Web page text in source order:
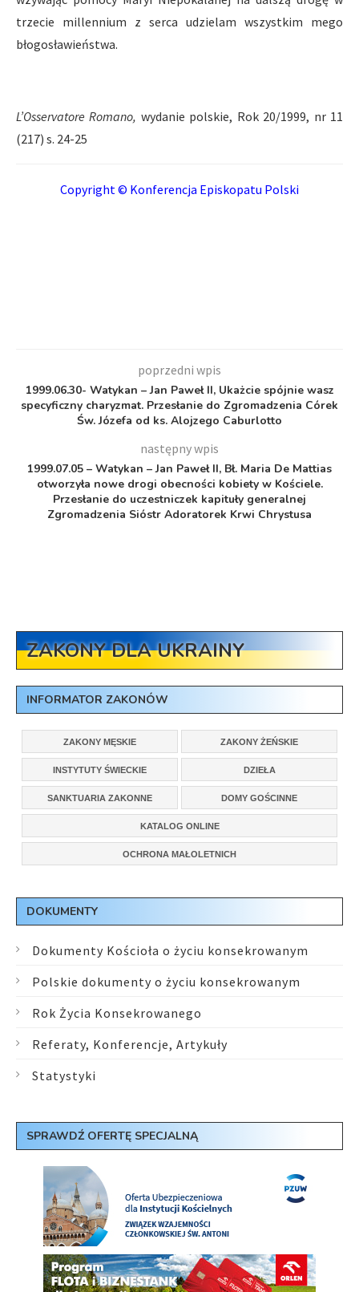
trzecie millennium z serca udzielam wszystkim mego
błogosławieństwa.
L’Osservatore Romano, wydanie polskie, Rok 20/1999, nr 11
(217) s. 24-25
Copyright © Konferencja Episkopatu Polski
poprzedni wpis
1999.06.30- Watykan – Jan Paweł II, Ukażcie spójnie wasz
specyficzny charyzmat. Przesłanie do Zgromadzenia Córek
Św. Józefa od ks. Alojzego Caburlotto
następny wpis
1999.07.05 – Watykan – Jan Paweł II, Bł. Maria De Mattias
otworzyła nowe drogi obecności kobiety w Kościele.
Przesłanie do uczestniczek kapituły generalnej
Zgromadzenia Sióstr Adoratorek Krwi Chrystusa
ZAKONY DLA UKRAINY
INFORMATOR ZAKONÓW
ZAKONY MĘSKIE ZAKONY ŻEŃSKIE
INSTYTUTY ŚWIECKIE DZIEŁA
SANKTUARIA ZAKONNE DOMY GOŚCINNE
KATALOG ONLINE
OCHRONA MAŁOLETNICH
DOKUMENTY
Dokumenty Kościoła o życiu konsekrowanym
Polskie dokumenty o życiu konsekrowanym
Rok Życia Konsekrowanego
Referaty, Konferencje, Artykuły
Statystyki
SPRAWDŹ OFERTĘ SPECJALNĄ